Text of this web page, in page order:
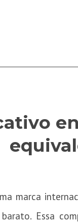
marca
Essa